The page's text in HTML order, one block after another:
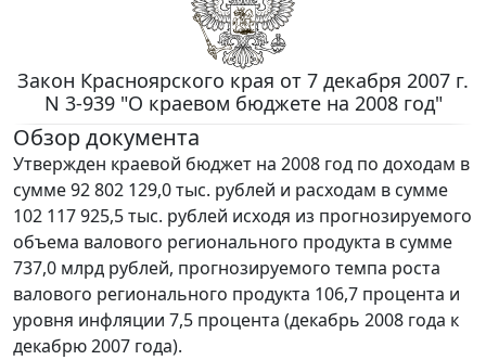
Закон Красноярского края от 7 декабря 2007 г.
N 3-939 "О краевом бюджете на 2008 год"
Обзор документа
Утвержден краевой бюджет на 2008 год по доходам в
сумме 92 802 129,0 тыс. рублей и расходам в сумме
102 117 925,5 тыс. рублей исходя из прогнозируемого
объема валового регионального продукта в сумме
737,0 млрд рублей, прогнозируемого темпа роста
валового регионального продукта 106,7 процента и
уровня инфляции 7,5 процента (декабрь 2008 года к
декабрю 2007 года).